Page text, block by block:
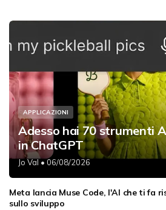
APPLICAZIONI
Adesso hai 70 strumenti
in ChatGPT
Jo Val • 06/08/2026
Meta lancia Muse Code, l'AI che ti fa
sullo sviluppo